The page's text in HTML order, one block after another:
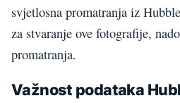
svjetlosna promatranja iz
za stvaranje ove fotografije,
promatranja.
Važnost podataka